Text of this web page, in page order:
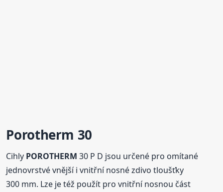
Porotherm 30
Cihly POROTHERM 30 P D jsou určené pro omítané
jednovrstvé vnější i vnitřní nosné zdivo tloušťky
300 mm. Lze je též použít pro vnitřní nosnou část